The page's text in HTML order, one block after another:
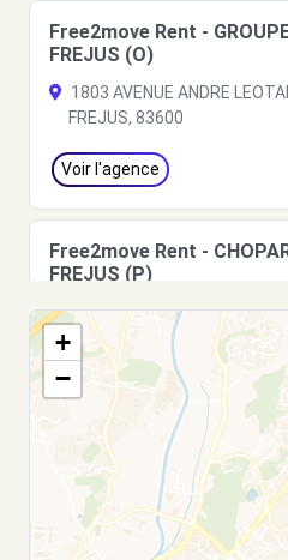
Free2move Rent -
FREJUS (O)
1803 AVENUE ANDRE
FREJUS, 83600
Voir l'agence
Free2move Rent -
FREJUS (P)
996 ROUTE NATIONALE 7
FREJUS, FR-83, 83600
Voir l'agence
+
−